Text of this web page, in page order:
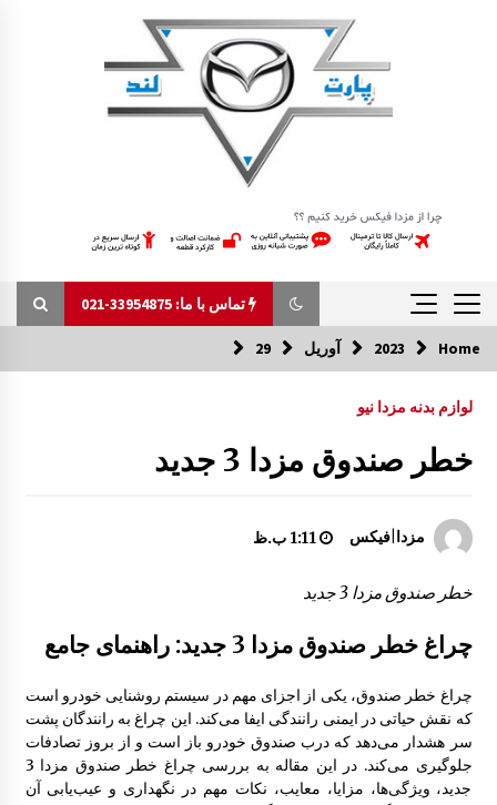
تماس با ما: 33954875-021
تماس با ما: 33954875-021
7:55 ق.ظ
ساید کناری کامل مزدا 323 GLX, FL
8:46 ق.ظ
آینه داخل اتاق مزدا 323
Home
2023 آوریل 29
لوازم بدنه مزدا نیو
خطر صندوق مزدا 3 جدید
مزدا|فیکس 1:11 ب.ظ
خطر صندوق مزدا 3 جدید
چراغ خطر صندوق مزدا 3 جدید: راهنمای جامع
چراغ خطر صندوق، یکی از اجزای مهم در سیستم روشنایی خودرو است
که نقش حیاتی در ایمنی رانندگی ایفا می‌کند. این چراغ به رانندگان پشت
سر هشدار می‌دهد که درب صندوق خودرو باز است و از بروز تصادفات
جلوگیری می‌کند. در این مقاله به بررسی چراغ خطر صندوق مزدا 3
جدید، ویژگی‌ها، مزایا، معایب، نکات مهم در نگهداری و عیب‌یابی آن